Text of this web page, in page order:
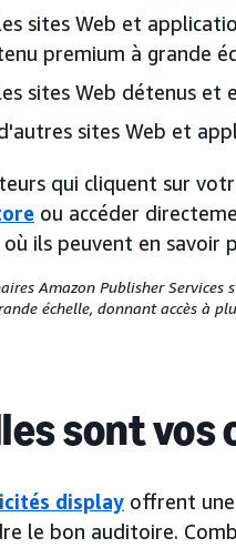
sites Web et
premium à grande
sites Web détenus et
sites Web et
qui cliquent sur
ou accéder
où ils peuvent en savoir
Amazon Publisher
échelle, donnant accès à
sont vos
display offrent
le bon auditoire.